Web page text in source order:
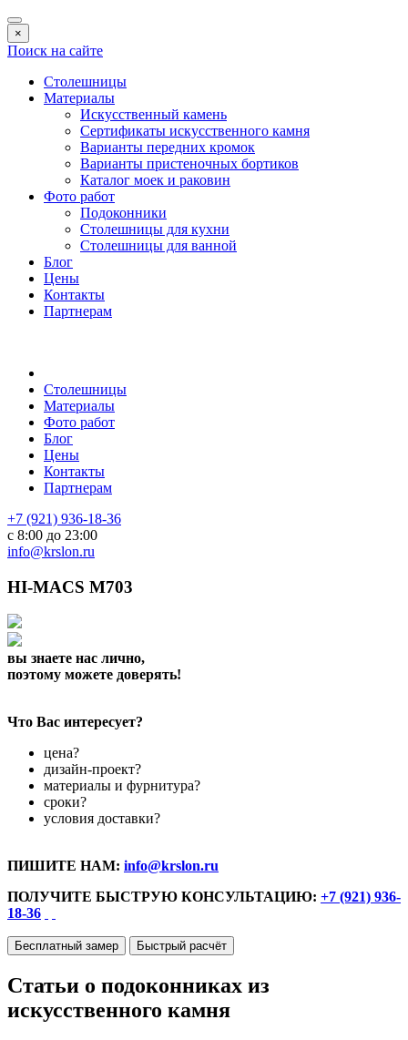
×
Поиск на сайте
Столешницы
Материалы
Искусственный камень
Сертификаты искусственного камня
Варианты передних кромок
Варианты пристеночных бортиков
Каталог моек и раковин
Фото работ
Подоконники
Столешницы для кухни
Столешницы для ванной
Блог
Цены
Контакты
Партнерам
Столешницы
Материалы
Фото работ
Блог
Цены
Контакты
Партнерам
+7 (921) 936-18-36
с 8:00 до 23:00
info@krslon.ru
HI-MACS M703
вы знаете нас лично,
поэтому можете доверять!
Что Вас интересует?
цена?
дизайн-проект?
материалы и фурнитура?
сроки?
условия доставки?
ПИШИТЕ НАМ: info@krslon.ru
ПОЛУЧИТЕ БЫСТРУЮ КОНСУЛЬТАЦИЮ: +7 (921) 936-
18-36
Бесплатный замер Быстрый расчёт
Статьи о подоконниках из
искусственного камня